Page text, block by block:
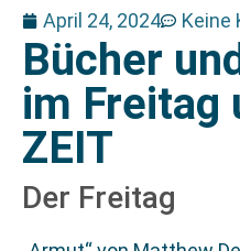
April 24, 2024 Keine
Bücher
im Freitag
ZEIT
Der Freitag